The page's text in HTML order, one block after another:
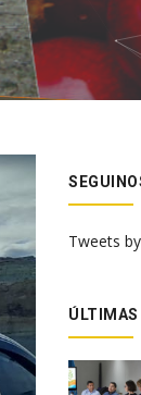
Tweets